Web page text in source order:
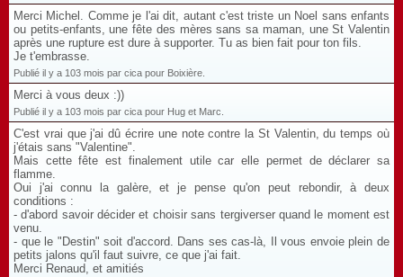
Merci Michel. Comme je l'ai dit, autant c'est triste un Noel sans enfants
ou petits-enfants, une fête des mères sans sa maman, une St Valentin
après une rupture est dure à supporter. Tu as bien fait pour ton fils.
Je t'embrasse.
Publié il y a 103 mois par cica pour Boixière.
Merci à vous deux :))
Publié il y a 103 mois par cica pour Hug et Marc.
C'est vrai que j'ai dû écrire une note contre la St Valentin, du temps où
j'étais sans "Valentine".
Mais cette fête est finalement utile car elle permet de déclarer sa
flamme.
Oui j'ai connu la galère, et je pense qu'on peut rebondir, à deux
conditions :
- d'abord savoir décider et choisir sans tergiverser quand le moment est
venu.
- que le "Destin" soit d'accord. Dans ses cas-là, Il vous envoie plein de
petits jalons qu'il faut suivre, ce que j'ai fait.
Merci Renaud, et amitiés